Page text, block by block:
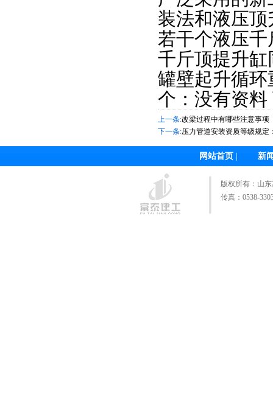
装法和液压
若干个液压
千斤顶提升
罐壁起升循
个：没有资
上一条:改梁过程中有哪些注意事项
下一条:压力管道安装资质等级规定
网站首页| 新
版权所有： 山
传真：0538-